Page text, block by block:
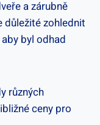
a zárubně
důležité zohlednit
byl odhad
různých
ceny pro